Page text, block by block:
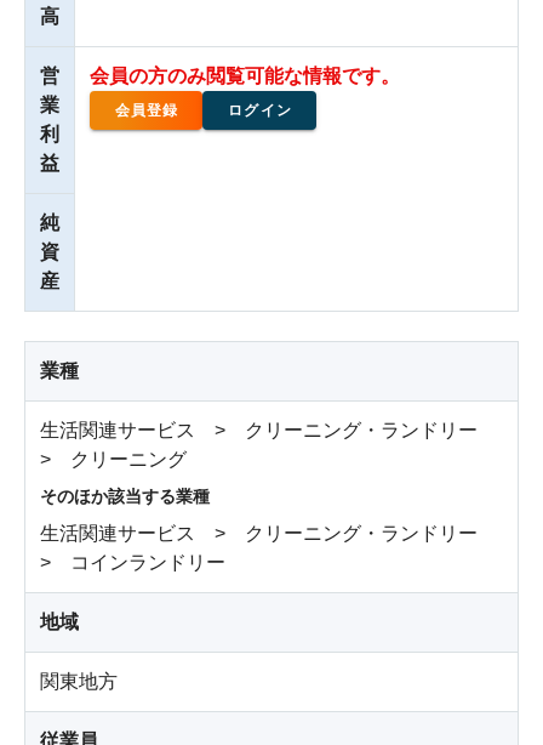
高
営
業
利
益
会員の方のみ閲覧可能な情報です。
会員登録 ログイン
純
資
産
業種
生活関連サービス > クリーニング・ランドリー
> クリーニング
そのほか該当する業種
生活関連サービス > クリーニング・ランドリー
> コインランドリー
地域
関東地方